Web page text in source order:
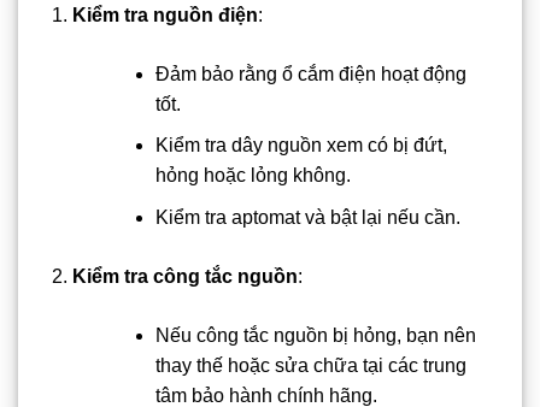
Kiểm tra nguồn điện:
Đảm bảo rằng ổ cắm điện hoạt động
tốt.
Kiểm tra dây nguồn xem có bị đứt,
hỏng hoặc lỏng không.
Kiểm tra aptomat và bật lại nếu cần.
Kiểm tra công tắc nguồn:
Nếu công tắc nguồn bị hỏng, bạn nên
thay thế hoặc sửa chữa tại các trung
tâm bảo hành chính hãng.